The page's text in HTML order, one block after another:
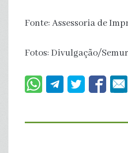
Fonte: Assessoria de
Fotos: Divulgação/